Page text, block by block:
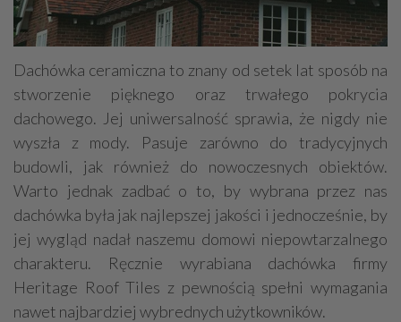
Dachówka ceramiczna to znany od setek lat sposób na
stworzenie pięknego oraz trwałego pokrycia
dachowego. Jej uniwersalność sprawia, że nigdy nie
wyszła z mody. Pasuje zarówno do tradycyjnych
budowli, jak również do nowoczesnych obiektów.
Warto jednak zadbać o to, by wybrana przez nas
dachówka była jak najlepszej jakości i jednocześnie, by
jej wygląd nadał naszemu domowi niepowtarzalnego
charakteru. Ręcznie wyrabiana dachówka firmy
Heritage Roof Tiles z pewnością spełni wymagania
nawet najbardziej wybrednych użytkowników.